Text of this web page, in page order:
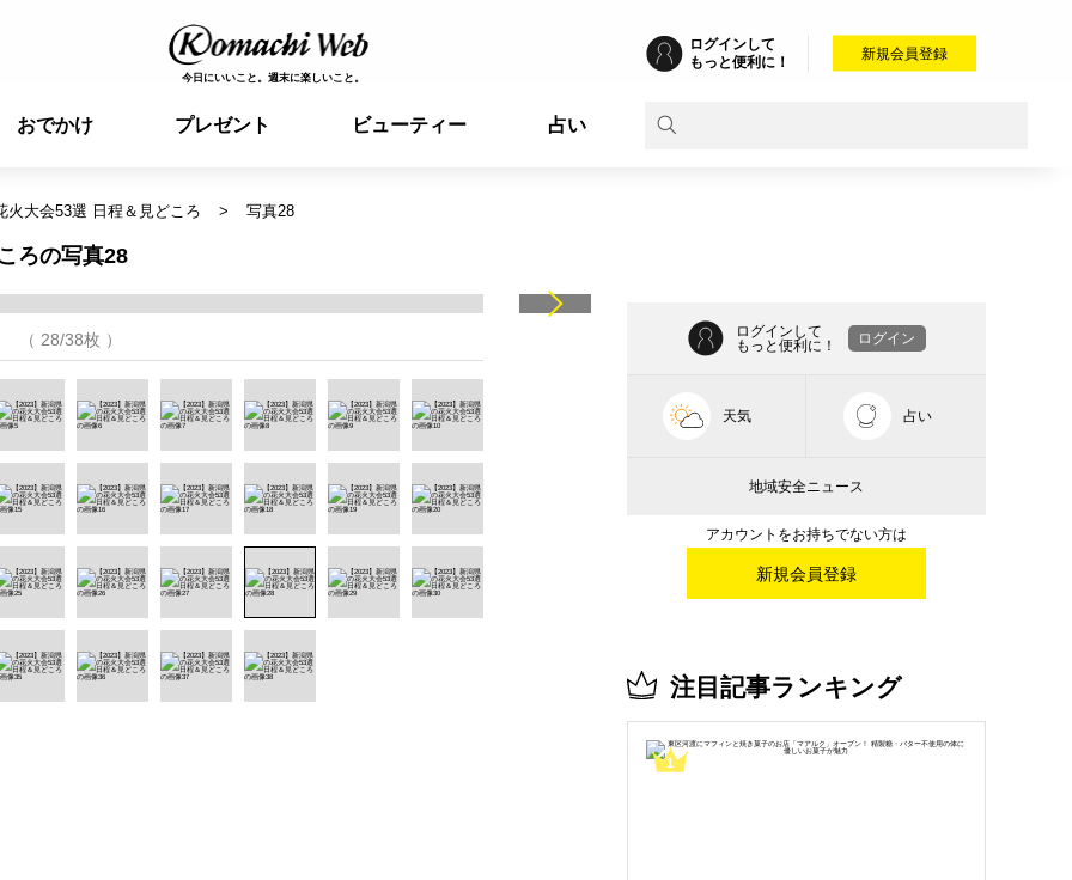
今日にいいこと。週末に楽しいこと。
ログインして
もっと便利に！
新規会員登録
おでかけ プレゼント ビューティー 占い
火大会53選 日程＆見どころ 写真28
ろの写真28
（ 28/38枚 ）
ログインして
もっと便利に！
ログイン
天気 占い
地域安全ニュース
アカウントをお持ちでない方は
新規会員登録
注目記事ランキング